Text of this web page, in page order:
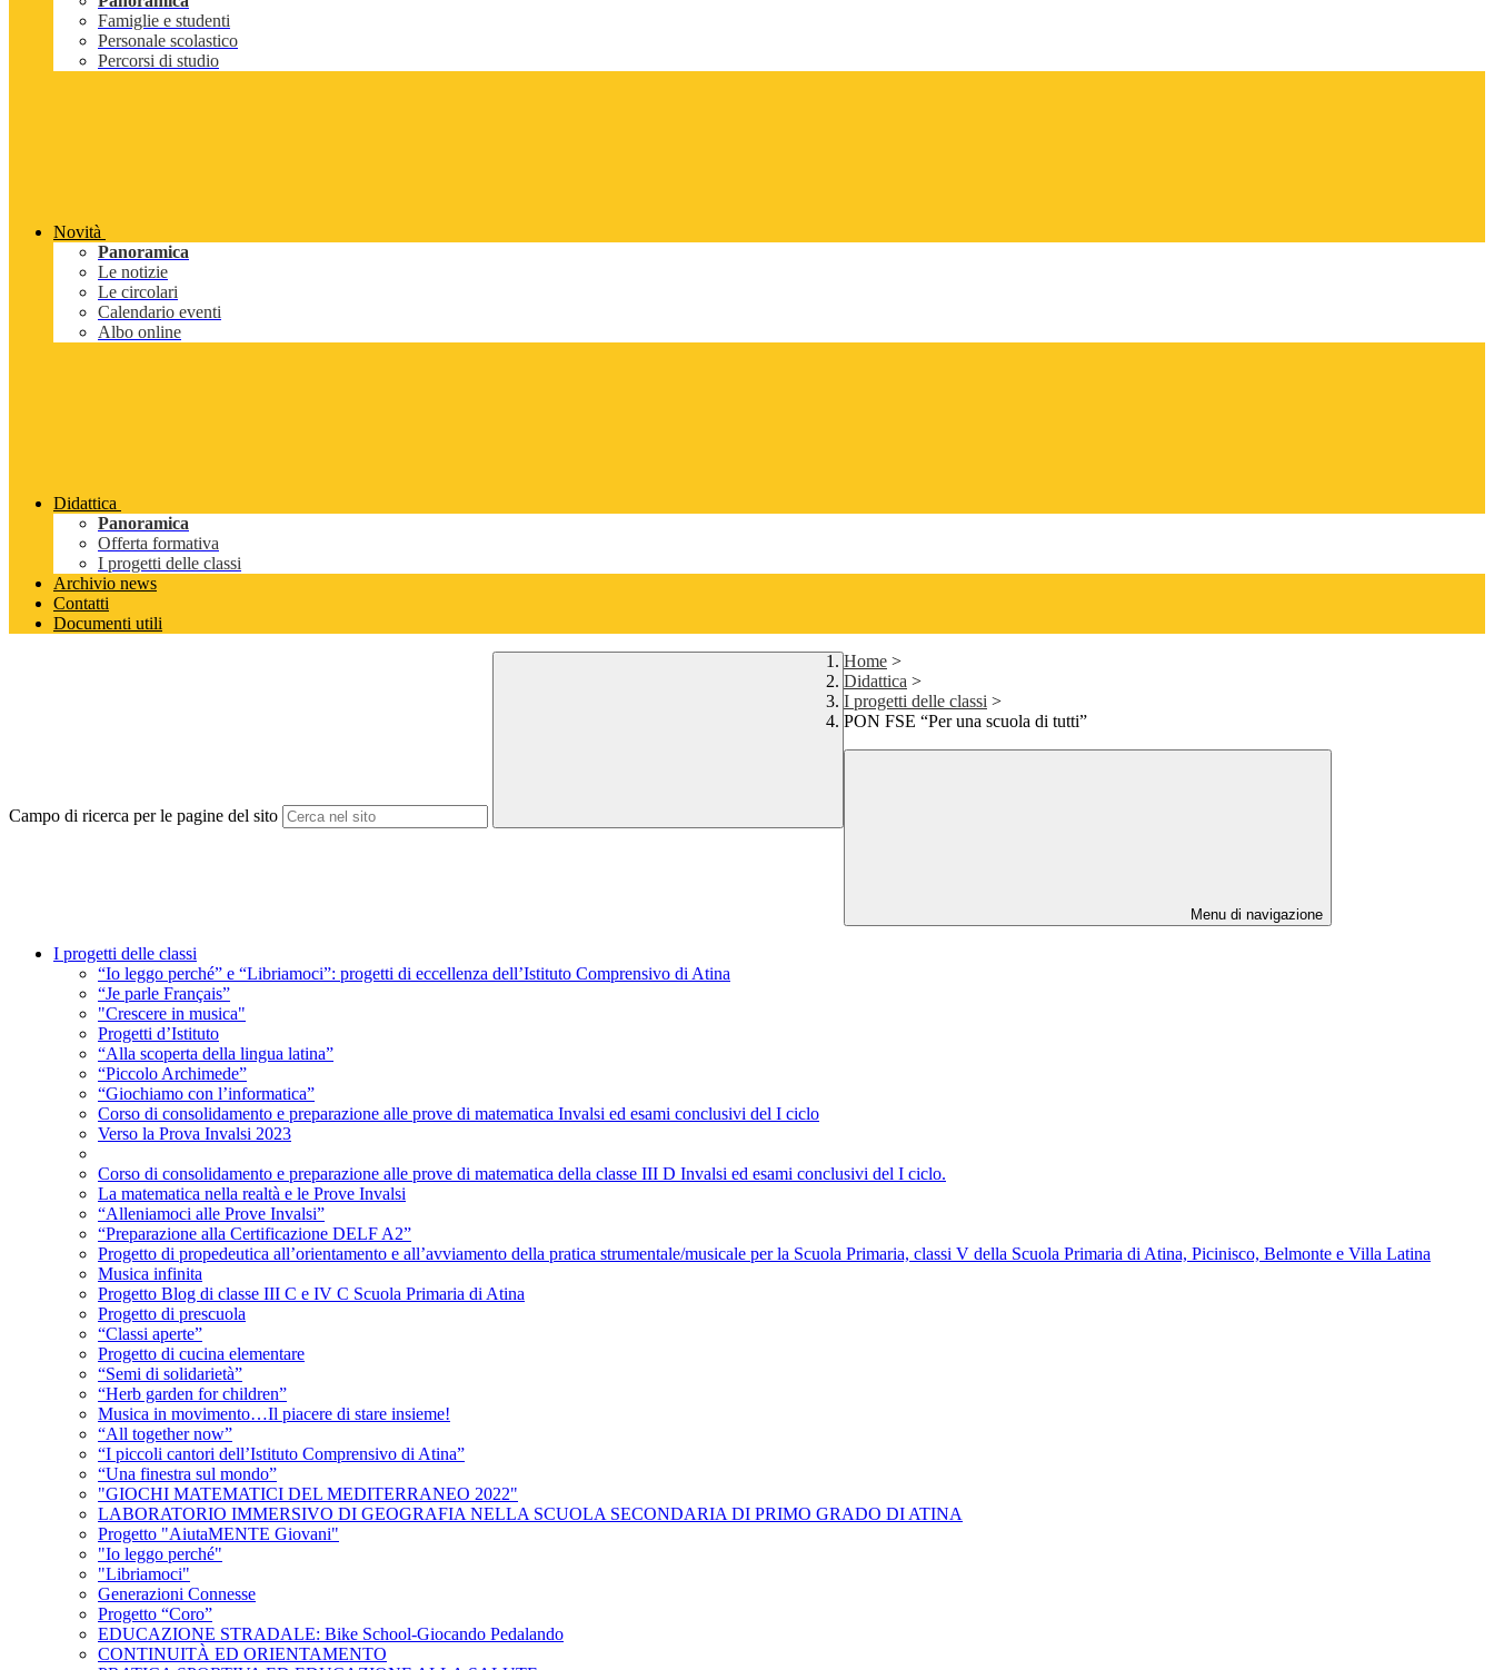
Famiglie e studenti
Personale scolastico
Percorsi di studio
Novità
Panoramica
Le notizie
Le circolari
Calendario eventi
Albo online
Didattica
Panoramica
Offerta formativa
I progetti delle classi
Archivio news
Contatti
Documenti utili
Campo di ricerca per le pagine del sito
Home >
Didattica >
I progetti delle classi >
PON FSE “Per una scuola di tutti”
Menu di navigazione
I progetti delle classi
“Io leggo perché” e “Libriamoci”: progetti di eccellenza dell’Istituto Comprensivo di Atina
“Je parle Français”
"Crescere in musica"
Progetti d’Istituto
“Alla scoperta della lingua latina”
“Piccolo Archimede”
“Giochiamo con l’informatica”
Corso di consolidamento e preparazione alle prove di matematica Invalsi ed esami conclusivi del I ciclo
Verso la Prova Invalsi 2023
Corso di consolidamento e preparazione alle prove di matematica della classe III D Invalsi ed esami conclusivi del I ciclo.
La matematica nella realtà e le Prove Invalsi
“Alleniamoci alle Prove Invalsi”
“Preparazione alla Certificazione DELF A2”
Progetto di propedeutica all’orientamento e all’avviamento della pratica strumentale/musicale per la Scuola Primaria, classi V della Scuola Primaria di Atina, Picinisco, Belmonte e Villa Latina
Musica infinita
Progetto Blog di classe III C e IV C Scuola Primaria di Atina
Progetto di prescuola
“Classi aperte”
Progetto di cucina elementare
“Semi di solidarietà”
“Herb garden for children”
Musica in movimento…Il piacere di stare insieme!
“All together now”
“I piccoli cantori dell’Istituto Comprensivo di Atina”
“Una finestra sul mondo”
"GIOCHI MATEMATICI DEL MEDITERRANEO 2022"
LABORATORIO IMMERSIVO DI GEOGRAFIA NELLA SCUOLA SECONDARIA DI PRIMO GRADO DI ATINA
Progetto "AiutaMENTE Giovani"
"Io leggo perché"
"Libriamoci"
Generazioni Connesse
Progetto “Coro”
EDUCAZIONE STRADALE: Bike School-Giocando Pedalando
CONTINUITÀ ED ORIENTAMENTO